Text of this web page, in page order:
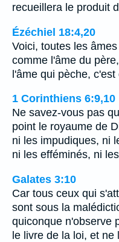
recueillera le produit
Ézéchiel 18:4,20
Voici, toutes les
comme l'âme du
l'âme qui pèche,
1 Corinthiens 6:9,10
Ne savez-vous pas
point le royaume de
ni les impudiques, ni
ni les efféminés, ni
Galates 3:10
Car tous ceux qui
sont sous la
quiconque n'observe
le livre de la loi, et ne